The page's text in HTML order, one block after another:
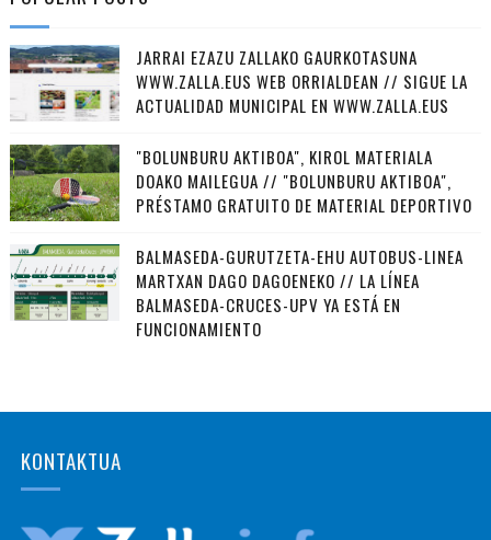
JARRAI EZAZU ZALLAKO GAURKOTASUNA
WWW.ZALLA.EUS WEB ORRIALDEAN // SIGUE LA
ACTUALIDAD MUNICIPAL EN WWW.ZALLA.EUS
"BOLUNBURU AKTIBOA", KIROL MATERIALA
DOAKO MAILEGUA // "BOLUNBURU AKTIBOA",
PRÉSTAMO GRATUITO DE MATERIAL DEPORTIVO
BALMASEDA-GURUTZETA-EHU AUTOBUS-LINEA
MARTXAN DAGO DAGOENEKO // LA LÍNEA
BALMASEDA-CRUCES-UPV YA ESTÁ EN
FUNCIONAMIENTO
KONTAKTUA